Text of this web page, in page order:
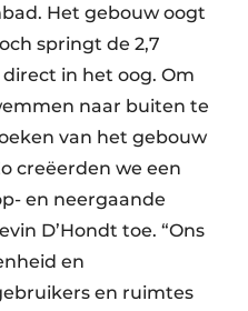
Het gebouw oogt
springt de 2,7
in het oog. Om
naar buiten te
van het gebouw
creëerden we een
en neergaande
D’Hondt toe. “Ons
en
en ruimtes